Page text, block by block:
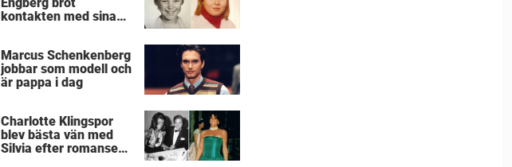
kontakten med sina
Marcus Schenkenberg
jobbar som modell och
är pappa i dag
Charlotte Klingspor
blev bästa vän med
Silvia efter romansen